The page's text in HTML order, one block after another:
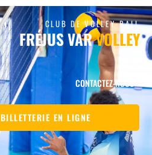
CLUB DE VOLLEY-BALL
FRÉJUS VARVOLLEY
CONTACTEZ-NOUS
BILLETTERIE EN LIGNE